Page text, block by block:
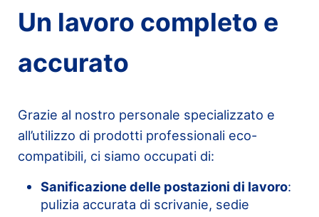
Un lavoro completo e
accurato
Grazie al nostro personale specializzato e
all’utilizzo di prodotti professionali eco-
compatibili, ci siamo occupati di:
Sanificazione delle postazioni di lavoro:
pulizia accurata di scrivanie, sedie